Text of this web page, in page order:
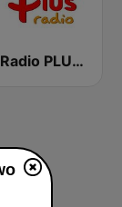
Radio PLUS Lublin